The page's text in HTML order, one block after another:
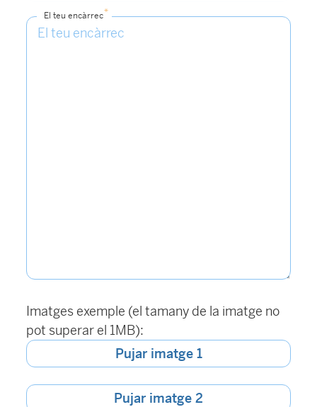
El teu encàrrec*
Imatges exemple (el tamany de la imatge no
pot superar el 1MB):
Pujar imatge 1
Pujar imatge 2